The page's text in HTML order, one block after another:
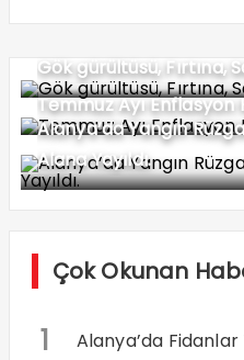
Gök gürültüsü, Fırtına,
Temmuz Ayı Enflasyon
Alanya’da Yangın
Alana Yayıldı.
Çok Okunan
1 Alanya’da